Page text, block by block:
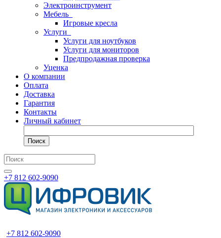
Электроинструмент
Мебель
Игровые кресла
Услуги
Услуги для ноутбуков
Услуги для мониторов
Предпродажная проверка
Уценка
О компании
Оплата
Доставка
Гарантия
Контакты
Личный кабинет
Поиск
+7 812 602-9090
+7 812 602-9090